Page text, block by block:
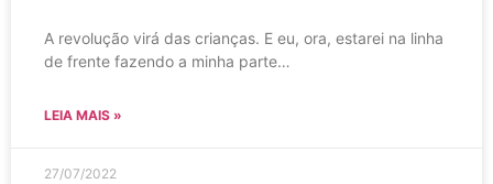
A revolução virá das crianças. E eu, ora, estarei na linha
de frente fazendo a minha parte…
LEIA MAIS »
27/07/2022